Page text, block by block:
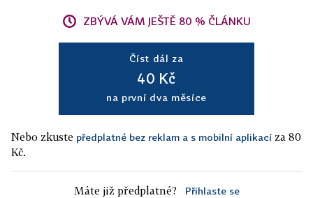
ZBÝVÁ VÁM JEŠTĚ 80 % ČLÁNKU
Číst dál za
40 Kč
na první dva měsíce
Nebo zkuste předplatné bez reklam a s mobilní aplikací za 80
Kč.
Máte již předplatné? Přihlaste se